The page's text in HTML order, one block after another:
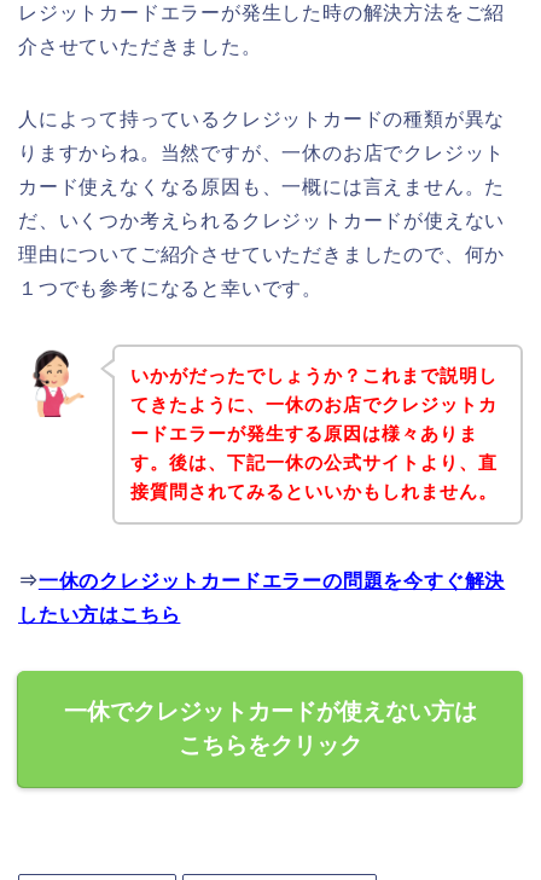
レジットカードエラーが発生した時の解決方法をご紹
介させていただきました。
人によって持っているクレジットカードの種類が異な
りますからね。当然ですが、一休のお店でクレジット
カード使えなくなる原因も、一概には言えません。た
だ、いくつか考えられるクレジットカードが使えない
理由についてご紹介させていただきましたので、何か
１つでも参考になると幸いです。
いかがだったでしょうか？これまで説明し
てきたように、一休のお店でクレジットカ
ードエラーが発生する原因は様々ありま
す。後は、下記一休の公式サイトより、直
接質問されてみるといいかもしれません。
⇒一休のクレジットカードエラーの問題を今すぐ解決
したい方はこちら
一休でクレジットカードが使えない方は
こちらをクリック